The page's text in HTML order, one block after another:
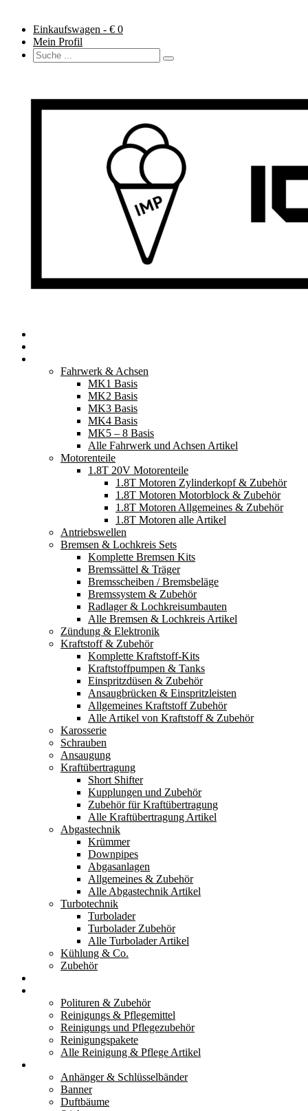
Einkaufswagen - € 0
Mein Profil
Fahrwerk & Achsen
MK1 Basis
MK2 Basis
MK3 Basis
MK4 Basis
MK5 – 8 Basis
Alle Fahrwerk und Achsen Artikel
Motorenteile
1.8T 20V Motorenteile
1.8T Motoren Zylinderkopf & Zubehör
1.8T Motoren Motorblock & Zubehör
1.8T Motoren Allgemeines & Zubehör
1.8T Motoren alle Artikel
Antriebswellen
Bremsen & Lochkreis Sets
Komplette Bremsen Kits
Bremssättel & Träger
Bremsscheiben / Bremsbeläge
Bremssystem & Zubehör
Radlager & Lochkreisumbauten
Alle Bremsen & Lochkreis Artikel
Zündung & Elektronik
Kraftstoff & Zubehör
Komplette Kraftstoff-Kits
Kraftstoffpumpen & Tanks
Einspritzdüsen & Zubehör
Ansaugbrücken & Einspritzleisten
Allgemeines Kraftstoff Zubehör
Alle Artikel von Kraftstoff & Zubehör
Karosserie
Schrauben
Ansaugung
Kraftübertragung
Short Shifter
Kupplungen und Zubehör
Zubehör für Kraftübertragung
Alle Kraftübertragung Artikel
Abgastechnik
Krümmer
Downpipes
Abgasanlagen
Allgemeines & Zubehör
Alle Abgastechnik Artikel
Turbotechnik
Turbolader
Turbolader Zubehör
Alle Turbolader Artikel
Kühlung & Co.
Zubehör
Polituren & Zubehör
Reinigungs & Pflegemittel
Reinigungs und Pflegezubehör
Reinigungspakete
Alle Reinigung & Pflege Artikel
Anhänger & Schlüsselbänder
Banner
Duftbäume